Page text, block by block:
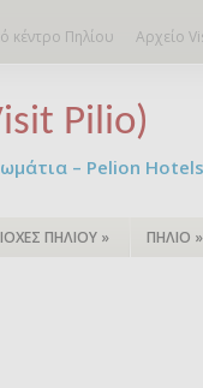
κέντρο Πηλίου Αρχείο
Pilio)
– Pelion
ΠΗΛΙΟΥ » ΠΗΛΙΟ »